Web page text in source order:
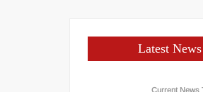
Latest News
Current News